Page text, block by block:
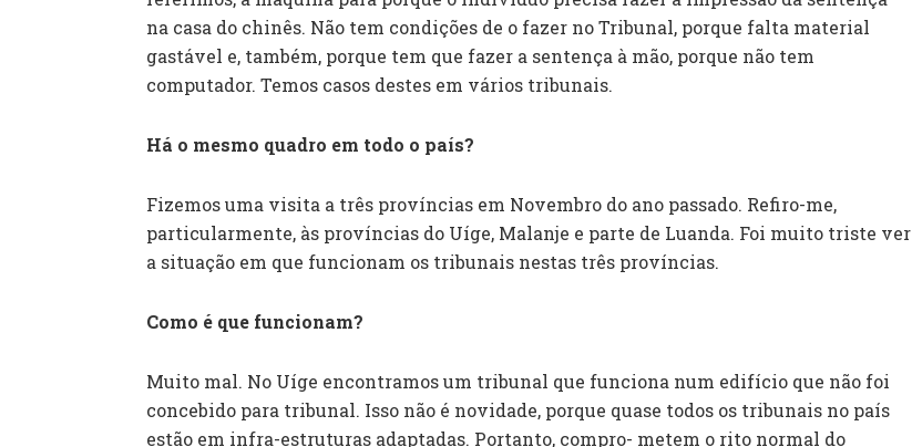
na casa do chinês. Não tem condições de o fazer no Tribunal, porque falta material
gastável e, também, porque tem que fazer a sentença à mão, porque não tem
computador. Temos casos destes em vários tribunais.
Há o mesmo quadro em todo o país?
Fizemos uma visita a três províncias em Novembro do ano passado. Refiro-me,
particularmente, às províncias do Uíge, Malanje e parte de Luanda. Foi muito triste ver
a situação em que funcionam os tribunais nestas três províncias.
Como é que funcionam?
Muito mal. No Uíge encontramos um tribunal que funciona num edifício que não foi
concebido para tribunal. Isso não é novidade, porque quase todos os tribunais no país
estão em infra-estruturas adaptadas. Portanto, compro- metem o rito normal do